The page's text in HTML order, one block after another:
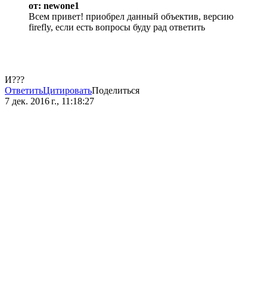
от: newone1
Всем привет! приобрел данный объектив, версию
firefly, если есть вопросы буду рад ответить
И???
ОтветитьЦитироватьПоделиться
7 дек. 2016 г., 11:18:27